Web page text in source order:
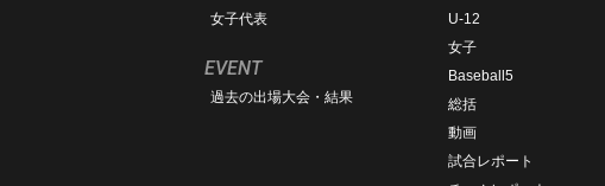
女子代表
EVENT
過去の出場大会・結果
U-12
女子
Baseball5
総括
動画
試合レポート